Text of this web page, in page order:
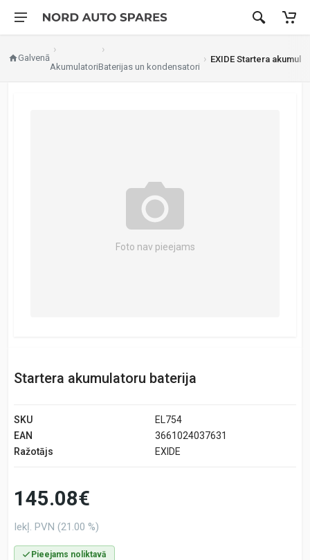
Galvenā
AkumulatoriBaterijas un kondensatori
EXIDE Startera
Foto nav pieejams
Startera akumulatoru baterija
SKU
EL754
EAN
3661024037631
Ražotājs
EXIDE
145.08€
Iekļ. PVN (21.00 %)
Pieejams noliktavā